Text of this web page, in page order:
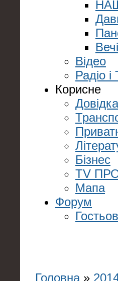
Відео
Радіо
Корисне
Довідка
Бізнес
TV
Мапа
Форум
Головна»